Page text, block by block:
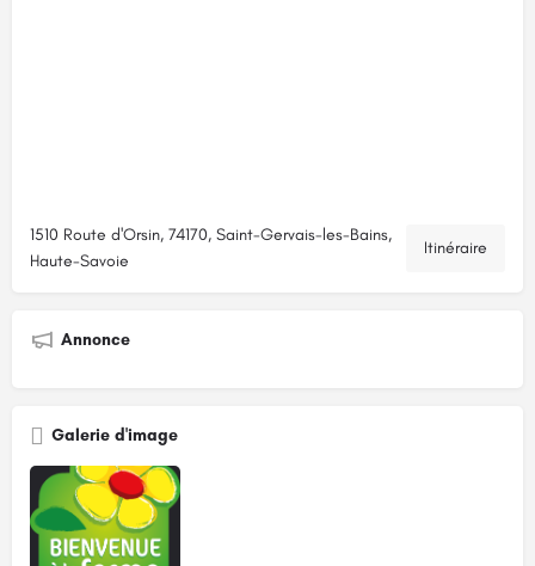
1510 Route d'Orsin, 74170, Saint-Gervais-les-Bains,
Haute-Savoie
Itinéraire
Annonce
Galerie d'image